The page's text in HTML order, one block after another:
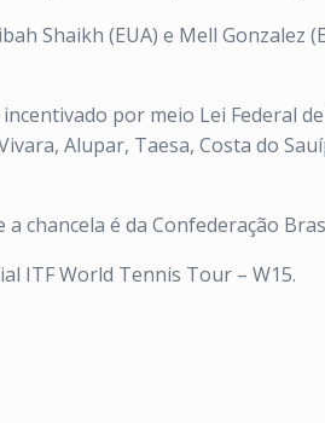
Shaikh (EUA) e Mell Gonzalez
incentivado por meio Lei
Alupar, Taesa, Costa do
chancela é da Confederação
ITF World Tennis Tour – W15.